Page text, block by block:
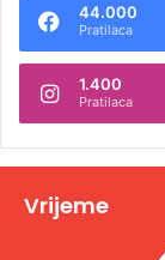
n
t
v
44.000
Pratilaca
1.400
Pratilaca
Vrijeme